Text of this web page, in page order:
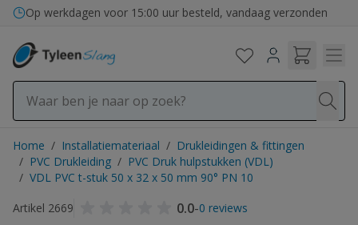
Ga naar de inhoud
Op werkdagen voor 15:00 uur besteld, vandaag verzonden
Home / Installatiemateriaal / Drukleidingen & fittingen
/ PVC Drukleiding / PVC Druk hulpstukken (VDL)
/ VDL PVC t-stuk 50 x 32 x 50 mm 90° PN 10
Artikel 2669
0.0-0 reviews